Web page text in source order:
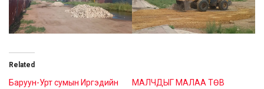
Related
Баруун-Урт сумын Иргэдийн
МАЛЧДЫГ МАЛАА ТӨВ